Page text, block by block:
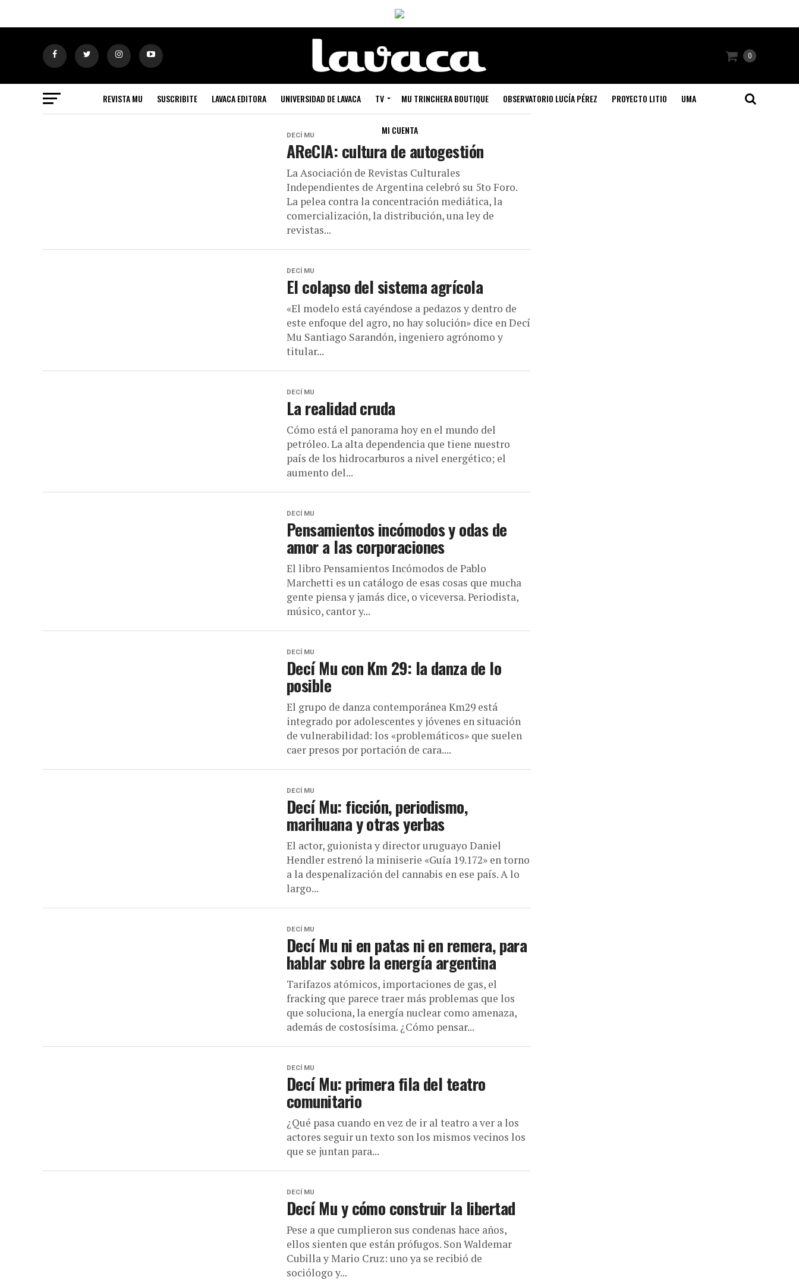
0
REVISTA MU SUSCRIBITE LAVACA EDITORA UNIVERSIDAD DE LAVACA TV MU TRINCHERA BOUTIQUE OBSERVATORIO LUCÍA PÉREZ PROYECTO LITIO UMA
MI CUENTA
DECÍ MU
AReCIA: cultura de autogestión
La Asociación de Revistas Culturales
Independientes de Argentina celebró su 5to Foro.
La pelea contra la concentración mediática, la
comercialización, la distribución, una ley de
revistas...
DECÍ MU
El colapso del sistema agrícola
«El modelo está cayéndose a pedazos y dentro de
este enfoque del agro, no hay solución» dice en Decí
Mu Santiago Sarandón, ingeniero agrónomo y
titular...
DECÍ MU
La realidad cruda
Cómo está el panorama hoy en el mundo del
petróleo. La alta dependencia que tiene nuestro
país de los hidrocarburos a nivel energético; el
aumento del...
DECÍ MU
Pensamientos incómodos y odas de
amor a las corporaciones
El libro Pensamientos Incómodos de Pablo
Marchetti es un catálogo de esas cosas que mucha
gente piensa y jamás dice, o viceversa. Periodista,
músico, cantor y...
DECÍ MU
Decí Mu con Km 29: la danza de lo
posible
El grupo de danza contemporánea Km29 está
integrado por adolescentes y jóvenes en situación
de vulnerabilidad: los «problemáticos» que suelen
caer presos por portación de cara....
DECÍ MU
Decí Mu: ficción, periodismo,
marihuana y otras yerbas
El actor, guionista y director uruguayo Daniel
Hendler estrenó la miniserie «Guía 19.172» en torno
a la despenalización del cannabis en ese país. A lo
largo...
DECÍ MU
Decí Mu ni en patas ni en remera, para
hablar sobre la energía argentina
Tarifazos atómicos, importaciones de gas, el
fracking que parece traer más problemas que los
que soluciona, la energía nuclear como amenaza,
además de costosísima. ¿Cómo pensar...
DECÍ MU
Decí Mu: primera fila del teatro
comunitario
¿Qué pasa cuando en vez de ir al teatro a ver a los
actores seguir un texto son los mismos vecinos los
que se juntan para...
DECÍ MU
Decí Mu y cómo construir la libertad
Pese a que cumplieron sus condenas hace años,
ellos sienten que están prófugos. Son Waldemar
Cubilla y Mario Cruz: uno ya se recibió de
sociólogo y...